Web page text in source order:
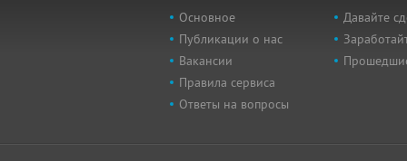
Основное
Публикации о нас
Вакансии
Правила сервиса
Ответы на вопросы
Давайте